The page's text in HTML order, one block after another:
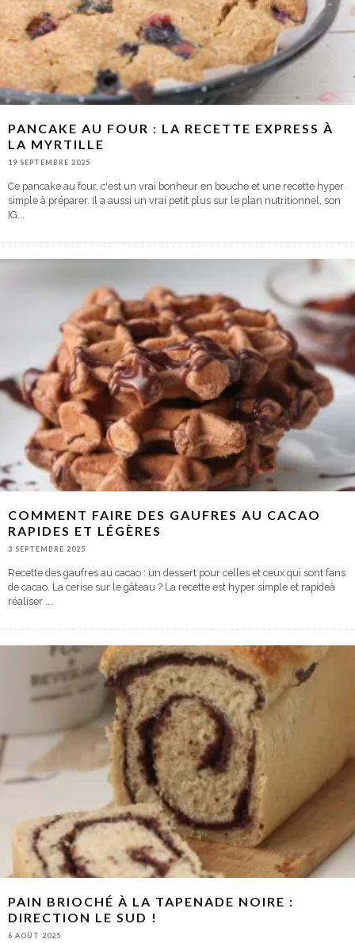
PANCAKE AU FOUR : LA RECETTE EXPRESS À
LA MYRTILLE
19 SEPTEMBRE 2025
Ce pancake au four, c'est un vrai bonheur en bouche et une recette hyper
simple à préparer. Il a aussi un vrai petit plus sur le plan nutritionnel, son
IG
COMMENT FAIRE DES GAUFRES AU CACAO
RAPIDES ET LÉGÈRES
3 SEPTEMBRE 2025
Recette des gaufres au cacao : un dessert pour celles et ceux qui sont fans
de cacao. La cerise sur le gâteau ? La recette est hyper simple et rapideà
réaliser
PAIN BRIOCHÉ À LA TAPENADE NOIRE :
DIRECTION LE SUD !
6 AOÛT 2025